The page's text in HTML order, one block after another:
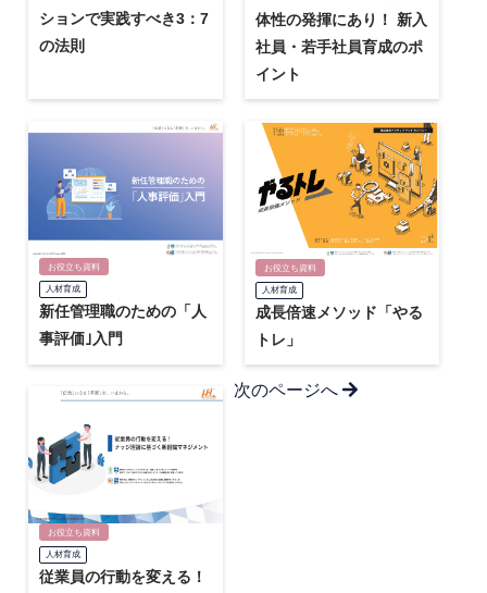
ションで実践すべき3：7
の法則
体性の発揮にあり！ 新入
社員・若手社員育成のポ
イント
お役立ち資料
人材育成
新任管理職のための「人
事評価｣入門
お役立ち資料
人材育成
成長倍速メソッド「やる
トレ」
お役立ち資料
人材育成
従業員の行動を変える！
次のページへ